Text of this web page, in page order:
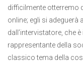
difficilmente otterremo
online; egli si
dall’intervistatore, che
rappresentante della
classico tema della